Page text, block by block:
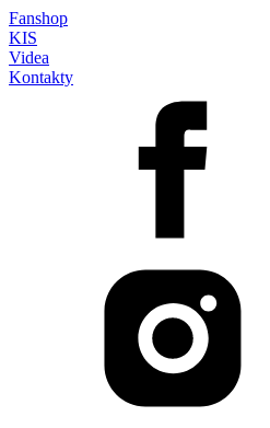
Fanshop
KIS
Videa
Kontakty